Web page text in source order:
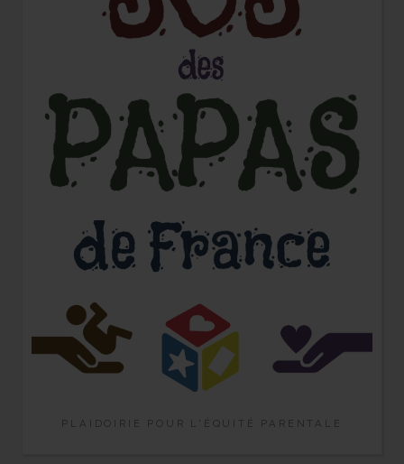
PLAIDOIRIE POUR L'ÉQUITÉ PARENTALE